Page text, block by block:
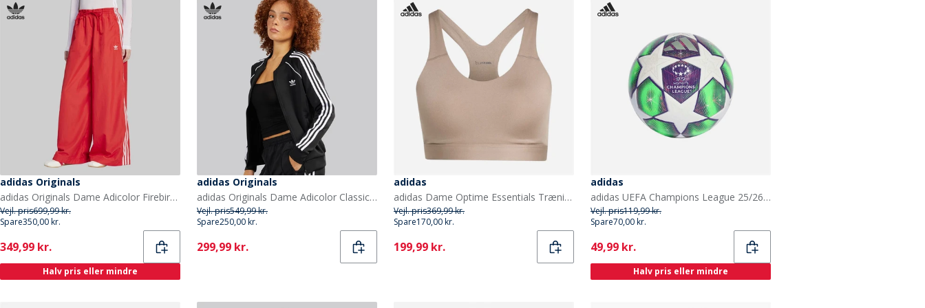
adidas Originals
adidas Originals Dame Adicolor Firebird Oversized Træningsbukser Better Scarlet
Vejl. pris699,99 kr.
Spare350,00 kr.
Current
349,99 kr.
Halv pris eller mindre
adidas Originals
adidas Originals Dame Adicolor Classics Superstar Fuld lynlås træningsjakke Sort
Vejl. pris549,99 kr.
Spare250,00 kr.
Current
299,99 kr.
adidas
adidas Dame Optime Essentials Træning Høj Støtte Sports BH Chalky Brown
Vejl. pris369,99 kr.
Spare170,00 kr.
Current
199,99 kr.
adidas
adidas UEFA Champions League 25/26 Mini fodbold Hvid/Shock Pink/Multi/Solar Yellow
Vejl. pris119,99 kr.
Spare70,00 kr.
Current
49,99 kr.
Halv pris eller mindre